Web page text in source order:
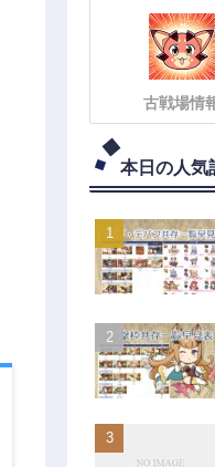
古戦場情
本日の人気